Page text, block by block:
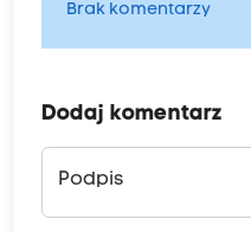
Brak komentarzy
Dodaj komentarz
Podpis